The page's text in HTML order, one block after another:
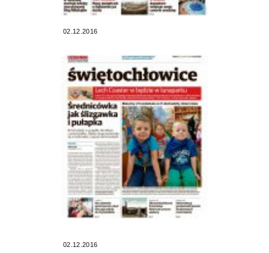
02.12.2016
02.12.2016